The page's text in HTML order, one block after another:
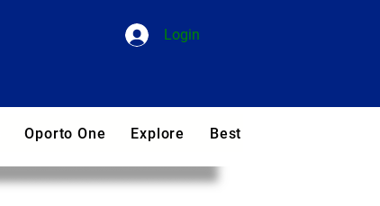
Login
Oporto One Explore Best Hotels in Portugal